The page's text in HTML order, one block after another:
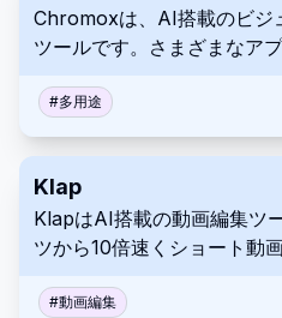
Chromoxは、AI搭載のビジ
ツールです。さまざまなア
そのユーザーフレンドリー
ディエンスにアクセスしや
#多用途
Klap
KlapはAI搭載の動画編集ツ
ツから10倍速くショート動
Shortsに簡単に変えましょ
#動画編集